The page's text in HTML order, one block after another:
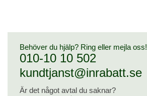
Behöver du hjälp? Ring eller mejla oss!
010-10 10 502
kundtjanst@inrabatt.se
Är det något avtal du saknar?